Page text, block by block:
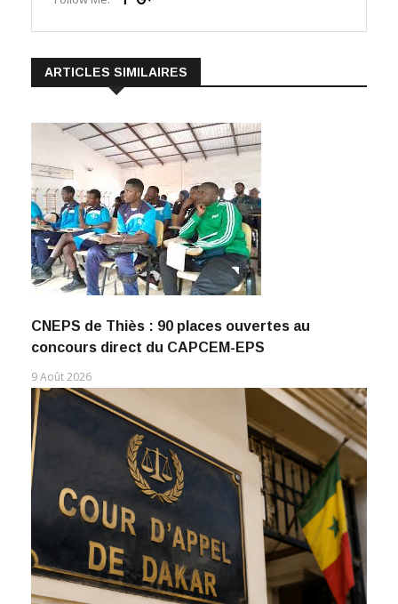
ARTICLES SIMILAIRES
CNEPS de Thiès : 90 places ouvertes au
concours direct du CAPCEM-EPS
9 Août 2026